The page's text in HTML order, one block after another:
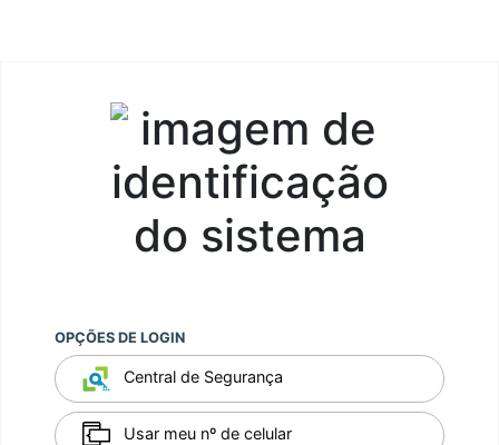
OPÇÕES DE LOGIN
Central de Segurança
Usar meu nº de celular